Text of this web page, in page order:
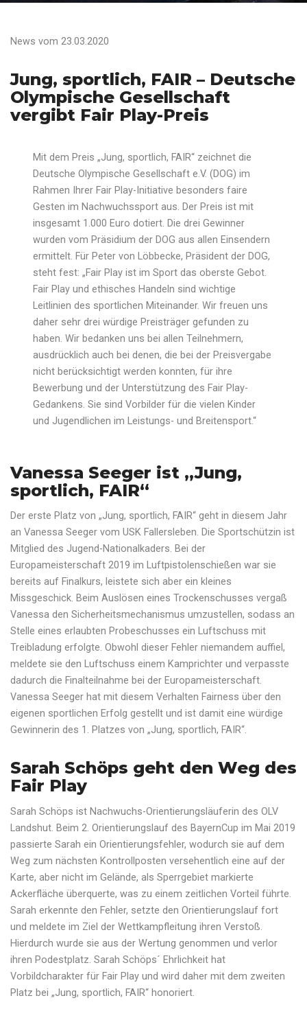
News vom 23.03.2020
Jung, sportlich, FAIR – Deutsche
Olympische Gesellschaft
vergibt Fair Play-Preis
Mit dem Preis „Jung, sportlich, FAIR“ zeichnet die
Deutsche Olympische Gesellschaft e.V. (DOG) im
Rahmen Ihrer Fair Play-Initiative besonders faire
Gesten im Nachwuchssport aus. Der Preis ist mit
insgesamt 1.000 Euro dotiert. Die drei Gewinner
wurden vom Präsidium der DOG aus allen Einsendern
ermittelt. Für Peter von Löbbecke, Präsident der DOG,
steht fest: „Fair Play ist im Sport das oberste Gebot.
Fair Play und ethisches Handeln sind wichtige
Leitlinien des sportlichen Miteinander. Wir freuen uns
daher sehr drei würdige Preisträger gefunden zu
haben. Wir bedanken uns bei allen Teilnehmern,
ausdrücklich auch bei denen, die bei der Preisvergabe
nicht berücksichtigt werden konnten, für ihre
Bewerbung und der Unterstützung des Fair Play-
Gedankens. Sie sind Vorbilder für die vielen Kinder
und Jugendlichen im Leistungs- und Breitensport.“
Vanessa Seeger ist „Jung,
sportlich, FAIR“
Der erste Platz von „Jung, sportlich, FAIR“ geht in diesem Jahr
an Vanessa Seeger vom USK Fallersleben. Die Sportschützin ist
Mitglied des Jugend-Nationalkaders. Bei der
Europameisterschaft 2019 im Luftpistolenschießen war sie
bereits auf Finalkurs, leistete sich aber ein kleines
Missgeschick. Beim Auslösen eines Trockenschusses vergaß
Vanessa den Sicherheitsmechanismus umzustellen, sodass an
Stelle eines erlaubten Probeschusses ein Luftschuss mit
Treibladung erfolgte. Obwohl dieser Fehler niemandem auffiel,
meldete sie den Luftschuss einem Kamprichter und verpasste
dadurch die Finalteilnahme bei der Europameisterschaft.
Vanessa Seeger hat mit diesem Verhalten Fairness über den
eigenen sportlichen Erfolg gestellt und ist damit eine würdige
Gewinnerin des 1. Platzes von „Jung, sportlich, FAIR“.
Sarah Schöps geht den Weg des
Fair Play
Sarah Schöps ist Nachwuchs-Orientierungsläuferin des OLV
Landshut. Beim 2. Orientierungslauf des BayernCup im Mai 2019
passierte Sarah ein Orientierungsfehler, wodurch sie auf dem
Weg zum nächsten Kontrollposten versehentlich eine auf der
Karte, aber nicht im Gelände, als Sperrgebiet markierte
Ackerfläche überquerte, was zu einem zeitlichen Vorteil führte.
Sarah erkennte den Fehler, setzte den Orientierungslauf fort
und meldete im Ziel der Wettkampfleitung ihren Verstoß.
Hierdurch wurde sie aus der Wertung genommen und verlor
ihren Podestplatz. Sarah Schöps´ Ehrlichkeit hat
Vorbildcharakter für Fair Play und wird daher mit dem zweiten
Platz bei „Jung, sportlich, FAIR“ honoriert.